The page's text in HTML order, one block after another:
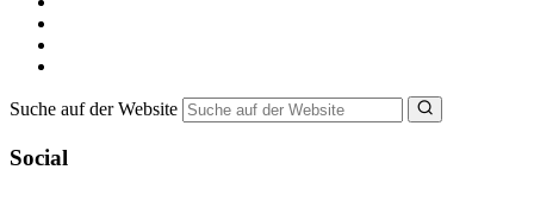
Suche auf der Website
Social